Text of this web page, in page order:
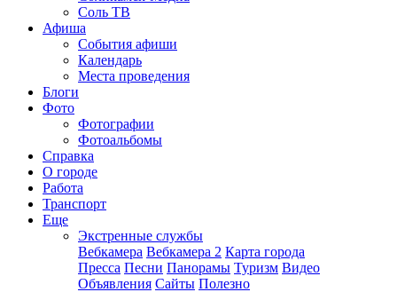
Соль ТВ
Афиша
События афиши
Календарь
Места проведения
Блоги
Фото
Фотографии
Фотоальбомы
Справка
О городе
Работа
Транспорт
Еще
Экстренные службы
Вебкамера Вебкамера 2 Карта города
Пресса Песни Панорамы Туризм Видео
Объявления Сайты Полезно